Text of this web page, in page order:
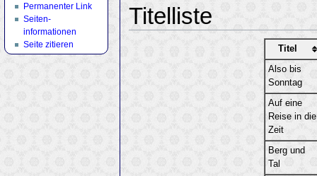
Titelliste
Titel
Also bis
Sonntag
Auf eine
Reise in die
Zeit
Berg und
Tal
Permanenter Link
Seiten­
informationen
Seite zitieren